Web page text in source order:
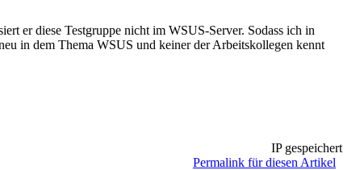
er diese Testgruppe nicht im WSUS-Server. Sodass ich in
in dem Thema WSUS und keiner der Arbeitskollegen kennt
IP gespeichert
Permalink für diesen Artikel